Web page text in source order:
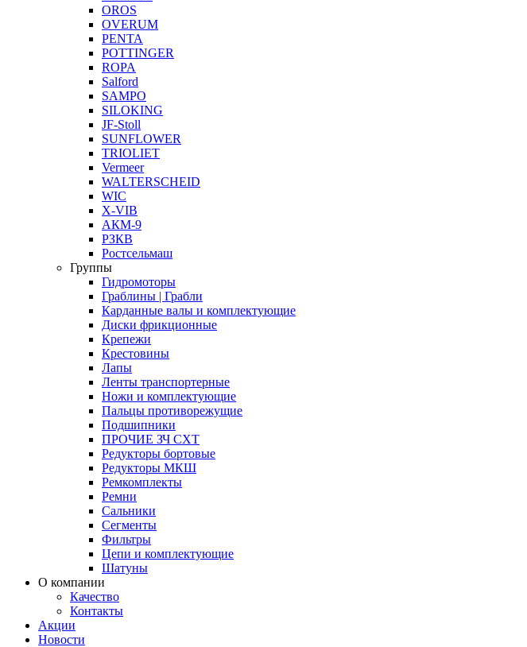
OROS
OVERUM
PENTA
POTTINGER
ROPA
Salford
SAMPO
SILOKING
JF-Stoll
SUNFLOWER
TRIOLIET
Vermeer
WALTERSCHEID
WIC
X-VIB
АКМ-9
РЗКВ
Ростсельмаш
Группы
Гидромоторы
Граблины | Грабли
Карданные валы и комплектующие
Диски фрикционные
Крепежи
Крестовины
Лапы
Ленты транспортерные
Ножи и комплектующие
Пальцы противорежущие
Подшипники
ПРОЧИЕ ЗЧ СХТ
Редукторы бортовые
Редукторы МКШ
Ремкомплекты
Ремни
Сальники
Сегменты
Фильтры
Цепи и комплектующие
Шатуны
О компании
Качество
Контакты
Акции
Новости